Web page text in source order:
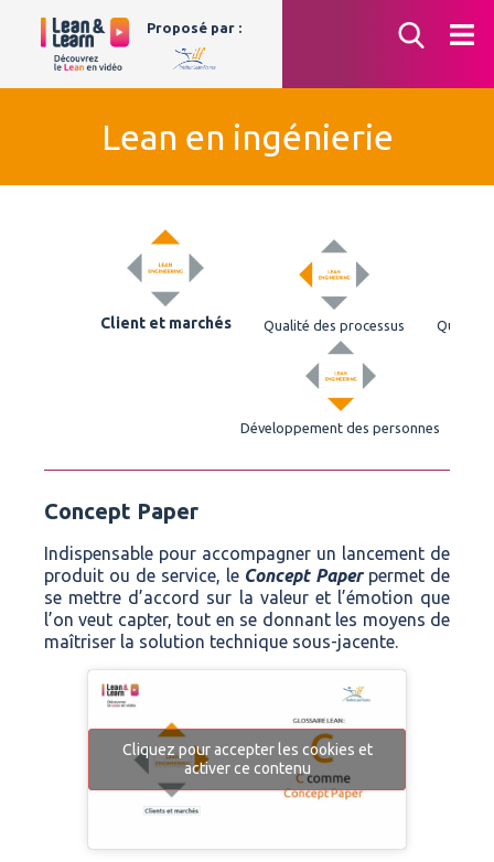
contenu
Proposé par :
Lean en ingénierie
Client et marchés Qualité des processus Qualité
Développement des personnes
Concept Paper
Indispensable pour accompagner un lancement de
produit ou de service, le Concept Paper permet de
se mettre d’accord sur la valeur et l’émotion que
l’on veut capter, tout en se donnant les moyens de
maîtriser la solution technique sous-jacente.
Cliquez pour accepter les cookies et
activer ce contenu